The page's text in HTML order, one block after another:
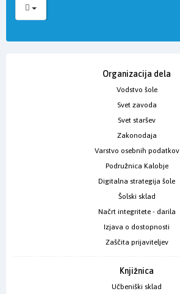
Organizacija dela
Vodstvo šole
Svet zavoda
Svet staršev
Zakonodaja
Varstvo osebnih podatkov
Podružnica Kalobje
Digitalna strategija šole
Šolski sklad
Načrt integritete - darila
Izjava o dostopnosti
Zaščita prijaviteljev
Knjižnica
Učbeniški sklad